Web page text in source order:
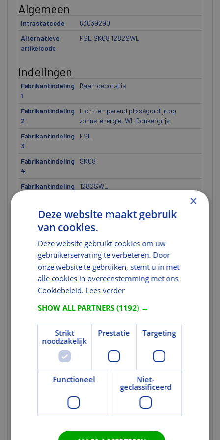
Algemeen
Intrastatcode
63039290
Alternatieve
artikelcode
FSL SK08 1282SWL
Indelingen
Fabrikantindeling
1
Raamdecoratie
Fabrikantindeling
2
Lichttemperend plisségordijn op
zonne-energie, WL Donkergrijs
Fabrikantindeling
3
FSL
Fabrikantindeling
4
SK08
Fabrikantindeling
1282SWL
Gewicht
Nettogewicht
3,452
Brutogewicht
4,095
Gewicht eenheid st
Kleur en Oppervlak
Tekst
toelichting 1
VELUX lichtregulerende
plisségordijnen op zonne-energie
kunnen op afstand worden bediend. Ze
bieden meer privacy en zachte,
elegante lichteffecten. U installeert ze
in een mum van tijd, zonder bedrading,
en gebruikt ze zowel met
elektrische dakramen solar.
×
Deze website maakt gebruik
van cookies.
Deze website gebruikt cookies om uw
gebruikerservaring te verbeteren. Door
onze website te gebruiken, stemt u in met
alle cookies in overeenstemming met ons
Cookiebeleid. Lees verder
SHOW ALL PARTNERS(1192) →
Strikt
noodzakelijk
Prestatie Targeting
Functioneel
Niet-
geclassificeerd